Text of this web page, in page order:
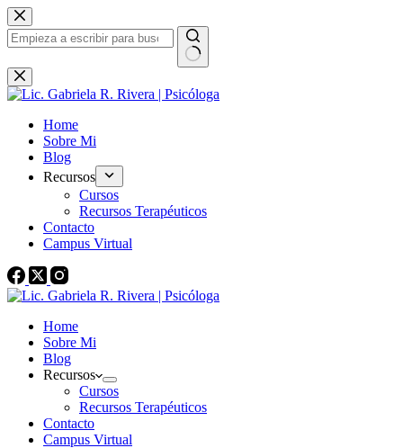
Saltar
al
contenido
Sin
resultados
Home
Sobre Mi
Blog
Recursos
Cursos
Recursos Terapéuticos
Contacto
Campus Virtual
Home
Sobre Mi
Blog
Recursos
Cursos
Recursos Terapéuticos
Contacto
Campus Virtual